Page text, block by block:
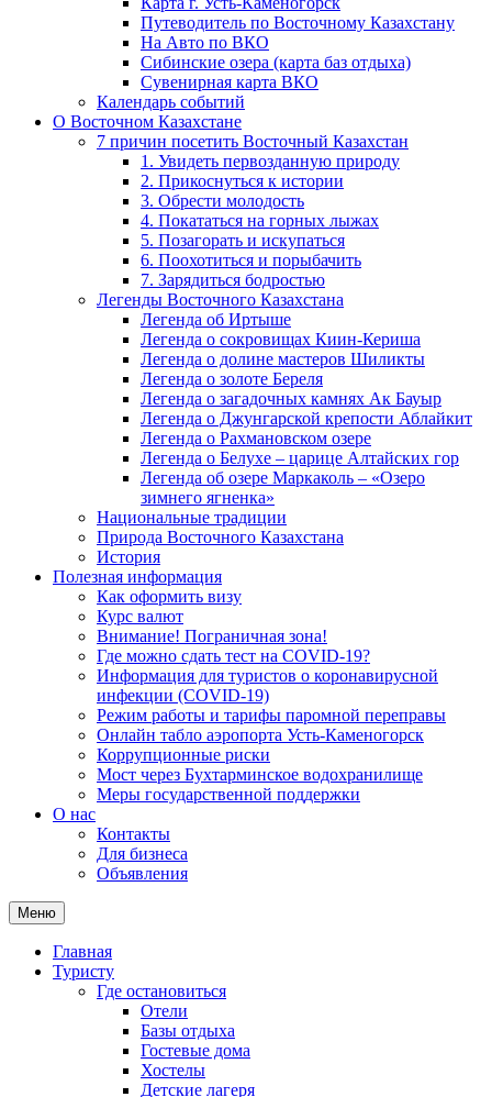
Путеводитель по Восточному Казахстану
На Авто по ВКО
Сибинские озера (карта баз отдыха)
Сувенирная карта ВКО
Календарь событий
О Восточном Казахстане
7 причин посетить Восточный Казахстан
1. Увидеть первозданную природу
2. Прикоснуться к истории
3. Обрести молодость
4. Покататься на горных лыжах
5. Позагорать и искупаться
6. Поохотиться и порыбачить
7. Зарядиться бодростью
Легенды Восточного Казахстана
Легенда об Иртыше
Легенда о сокровищах Киин-Кериша
Легенда о долине мастеров Шиликты
Легенда о золоте Береля
Легенда о загадочных камнях Ак Бауыр
Легенда о Джунгарской крепости Аблайкит
Легенда о Рахмановском озере
Легенда о Белухе – царице Алтайских гор
Легенда об озере Маркаколь – «Озеро
зимнего ягненка»
Национальные традиции
Природа Восточного Казахстана
История
Полезная информация
Как оформить визу
Курс валют
Внимание! Пограничная зона!
Где можно сдать тест на COVID-19?
Информация для туристов о коронавирусной
инфекции (COVID-19)
Режим работы и тарифы паромной переправы
Онлайн табло аэропорта Усть-Каменогорск
Коррупционные риски
Мост через Бухтарминское водохранилище
Меры государственной поддержки
О нас
Контакты
Для бизнеса
Объявления
Меню
Главная
Туристу
Где остановиться
Отели
Базы отдыха
Гостевые дома
Хостелы
Детские лагеря